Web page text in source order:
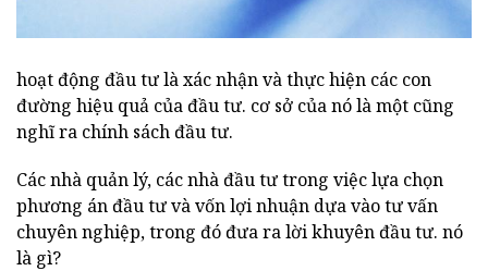
hoạt động đầu tư là xác nhận và thực hiện các con
đường hiệu quả của đầu tư. cơ sở của nó là một cũng
nghĩ ra chính sách đầu tư.
Các nhà quản lý, các nhà đầu tư trong việc lựa chọn
phương án đầu tư và vốn lợi nhuận dựa vào tư vấn
chuyên nghiệp, trong đó đưa ra lời khuyên đầu tư. nó
là gì?